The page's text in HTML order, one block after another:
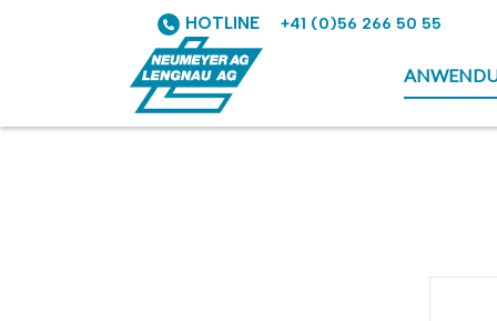
HOTLINE +41 (0)56 266 50 55